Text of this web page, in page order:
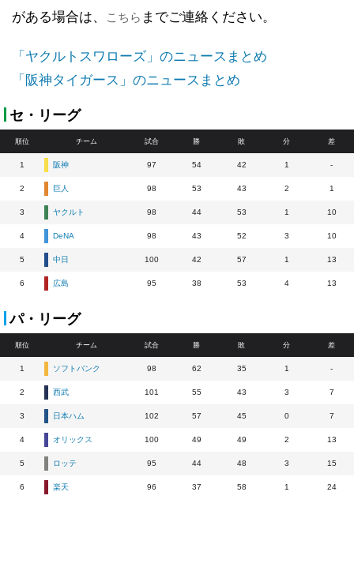
がある場合は、
こちら までご連絡ください。
「ヤクルトスワローズ」のニュースまとめ
「阪神タイガース」のニュースまとめ
セ・リーグ
順位 チーム 試合 勝 敗 分 差
1 阪神 97 54 42 1 -
2 巨人 98 53 43 2 1
3 ヤクルト 98 44 53 1 10
4 DeNA 98 43 52 3 10
5 中日 100 42 57 1 13
6 広島 95 38 53 4 13
パ・リーグ
順位 チーム 試合 勝 敗 分 差
1 ソフトバンク 98 62 35 1 -
2 西武 101 55 43 3 7
3 日本ハム 102 57 45 0 7
4 オリックス 100 49 49 2 13
5 ロッテ 95 44 48 3 15
6 楽天 96 37 58 1 24